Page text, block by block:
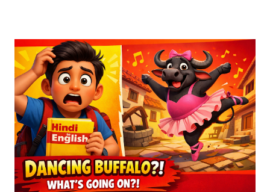
वक्त बदलते देर नहीं लगती। जिस तरह नुसरत फतेह अली खान साहब ने तुम्हें
दिल्लगी भूल जानी पड़ेगी गाकर इश्क़ और इबादत का फर्क समझाया, उसी तरह यह
कलाम हमें 'शुक्र' (Gratitude) का पाठ पढ़ाता है। इस लेख में हम इस कालजयी
रचना के हिंदी बोल (Lyrics), उसके गूढ़ अर्थ और शब्दार्थ को विस्तार से समझेंगे।
...